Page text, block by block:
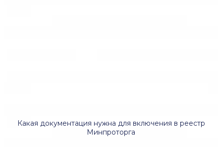
Какая документация нужна для включения в реестр
Минпроторга